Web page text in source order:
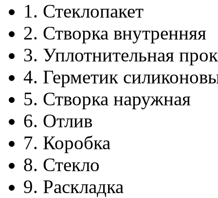
1. Стеклопакет
2. Створка внутренняя
3. Уплотнительная
4. Герметик
5. Створка наружная
6. Отлив
7. Коробка
8. Стекло
9. Раскладка